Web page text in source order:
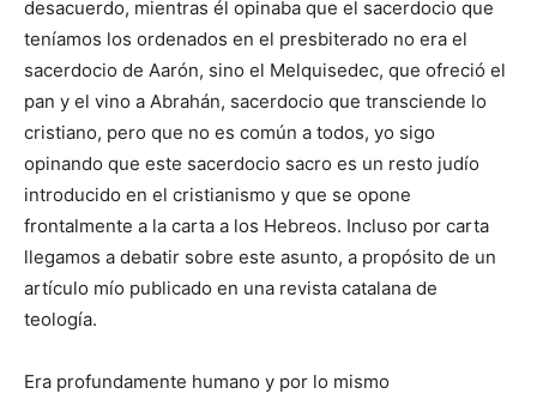
desacuerdo, mientras él opinaba que el sacerdocio que
teníamos los ordenados en el presbiterado no era el
sacerdocio de Aarón, sino el Melquisedec, que ofreció el
pan y el vino a Abrahán, sacerdocio que transciende lo
cristiano, pero que no es común a todos, yo sigo
opinando que este sacerdocio sacro es un resto judío
introducido en el cristianismo y que se opone
frontalmente a la carta a los Hebreos. Incluso por carta
llegamos a debatir sobre este asunto, a propósito de un
artículo mío publicado en una revista catalana de
teología.
Era profundamente humano y por lo mismo